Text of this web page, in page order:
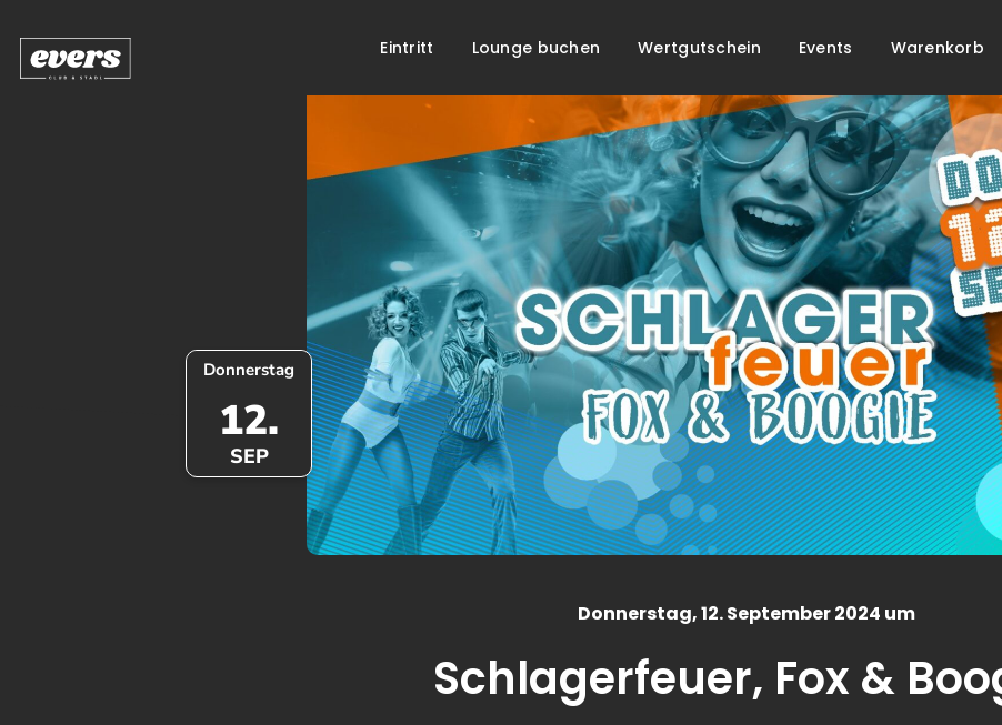
Eintritt Lounge buchen Wertgutschein Events Warenkorb
Donnerstag
12.
SEP
Donnerstag, 12. September 2024 um
Schlagerfeuer, Fox &